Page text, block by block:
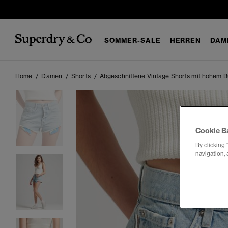
SOMMER-SALE HERREN
Home Damen Shorts Abgeschnittene Vintage Shorts mit hohem
Cookie
By clicking
navigation,